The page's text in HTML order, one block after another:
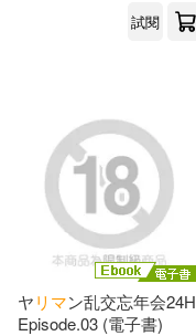
MacMarron(1)
motto(1)
あおやまきいろ
あずみ京平(1)
試閱
ヤリ マン乱交忘年会24H
Episode.03 (電子書)